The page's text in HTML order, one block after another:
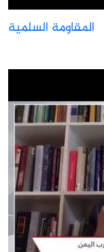
المقاومة السلمية